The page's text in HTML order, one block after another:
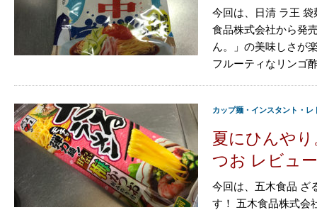
今回は、日清 ラ王
食品株式会社から発
ん。」の美味しさが
フルーティなリンゴ
カップ麺・インスタント・レ
夏にひんや
つお レビュー
今回は、五木食品 ざ
す！ 五木食品株式会